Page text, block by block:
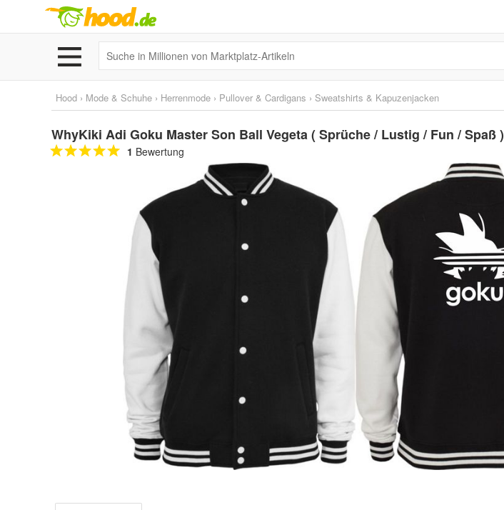
Hood › Mode & Schuhe › Herrenmode › Pullover & Cardigans › Sweatshirts & Kapuzenjacken
WhyKiki Adi Goku Master Son Ball Vegeta ( Sprüche / Lustig / Fun / Spaß )
1 Bewertung